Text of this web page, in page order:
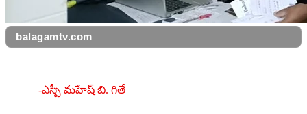
balagamtv.com
-ఎస్పీ మహేష్ బి. గితే